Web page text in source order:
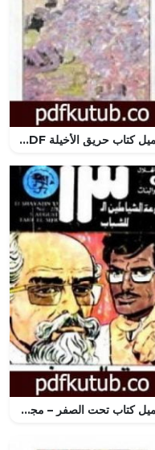
تحميل كتاب حريق الأخيلة PDF تأليف إدوار الخراط مجانا [كامل]
تحميل كتاب تحت الصفر – مجموعة الشياطين ال 13 PDF تأليف محمود سالم مجانا [كامل]